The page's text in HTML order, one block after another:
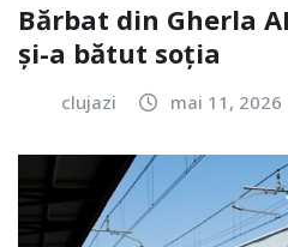
Bărbat din Gherla
și-a bătut soția
clujazi mai 11, 2026